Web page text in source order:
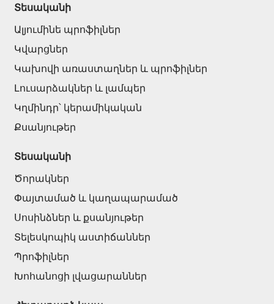
Տեսականի
Ալյումինե պրոֆիլներ
Կվարցներ
Կախովի առաստաղներ և պրոֆիլներ
Լուսարձակներ և լամպեր
Կղմինդր՝ կերամիկական
Քսանյութեր
Տեսականի
Ծորակներ
Փայտամած և կաղապարամած
Սոսինձներ և քսանյութեր
Տելեսկոպիկ աստիճաններ
Պրոֆիլներ
Խոհանոցի լվացարաններ